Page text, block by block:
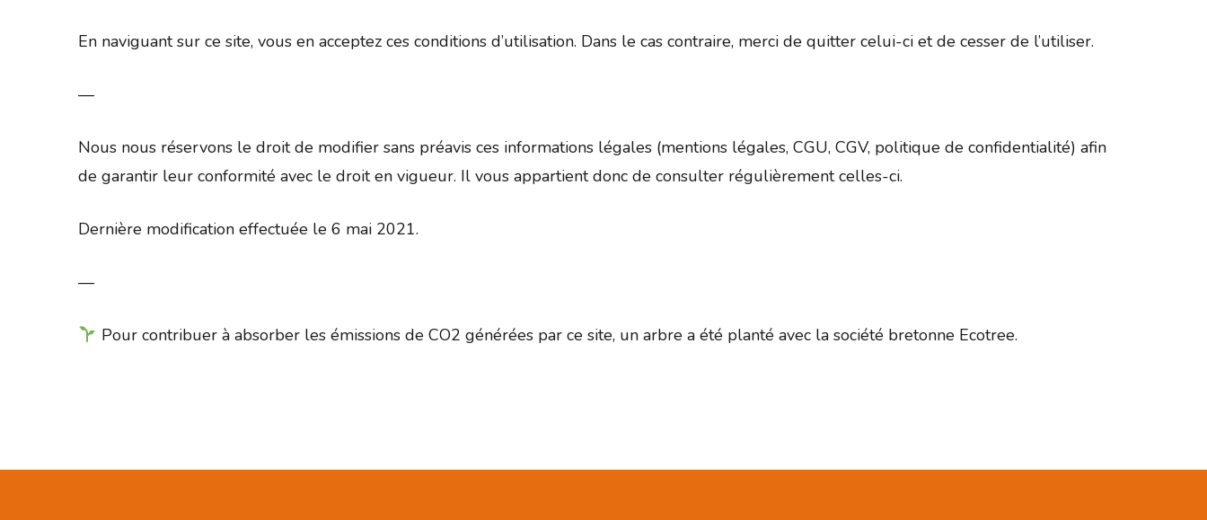
En naviguant sur ce site, vous en acceptez ces conditions d’utilisation. Dans le cas contraire, merci de quitter celui-ci et de cesser de l’utiliser.
—
Nous nous réservons le droit de modifier sans préavis ces informations légales (mentions légales, CGU, CGV, politique de confidentialité) afin
de garantir leur conformité avec le droit en vigueur. Il vous appartient donc de consulter régulièrement celles-ci.
Dernière modification effectuée le 6 mai 2021.
—
Pour contribuer à absorber les émissions de CO2 générées par ce site, un arbre a été planté avec la société bretonne Ecotree.